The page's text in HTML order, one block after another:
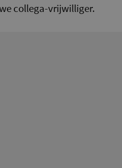
collega-vrijwilliger.